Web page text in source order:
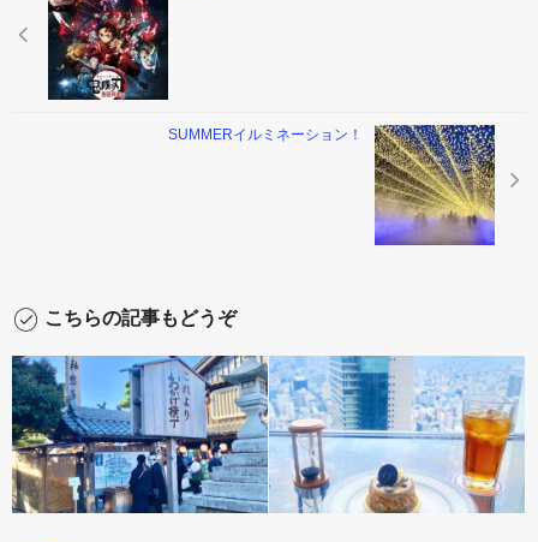
SUMMERイルミネーション！
こちらの記事もどうぞ